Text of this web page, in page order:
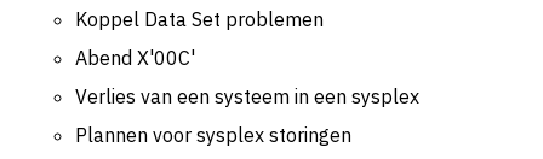
Koppel Data Set problemen
Abend X'00C'
Verlies van een systeem in een sysplex
Plannen voor sysplex storingen